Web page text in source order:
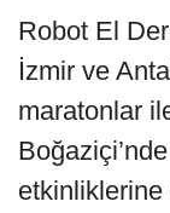
Robot El
İzmir ve
maratonlar
etkinliklerine